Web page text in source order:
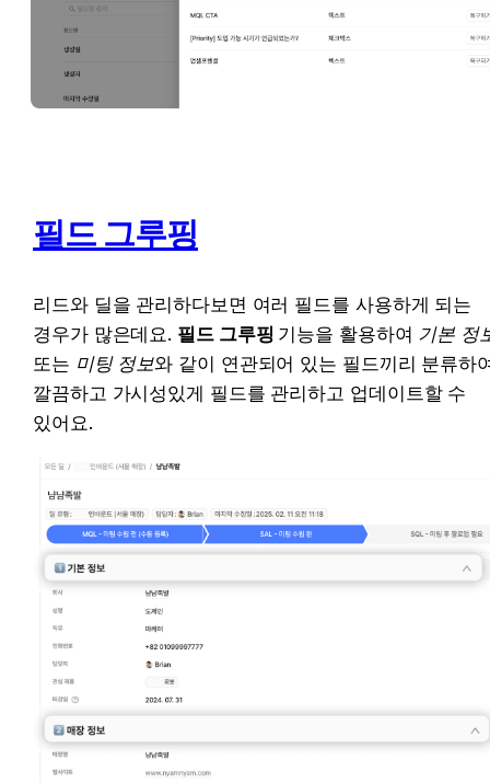
필드 그루핑
리드와 딜을 관리하다보면 여러 필드를 사용하게 되는
경우가 많은데요. 필드 그루핑 기능을 활용하여
또는 미팅 정보와 같이 연관되어 있는 필드끼리 분류하
깔끔하고 가시성있게 필드를 관리하고 업데이트할 수
있어요.